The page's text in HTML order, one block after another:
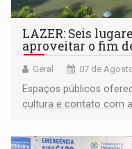
LAZER: Seis
aproveitar o fim
Geral 07 de
Espaços públicos
cultura e contato com